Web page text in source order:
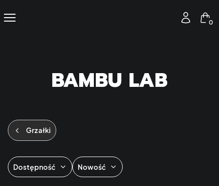
Menu Zaloguj się
BAMBU LAB
Grzałki
Dostępność Nowość